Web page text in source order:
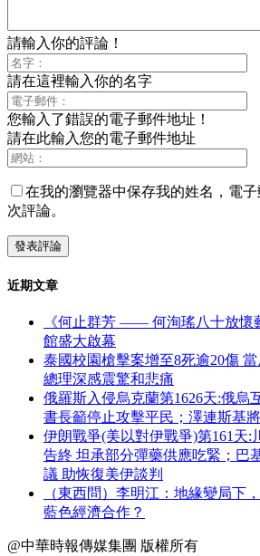
請輸入你的評論！
請在這裡輸入你的名字
您輸入了錯誤的電子郵件地址！
請在此輸入您的電子郵件地址
在我的瀏覽器中保存我的姓名，電
次評論。
近期文章
《何止群芳 —— 何洵瑤八十放懷
館盛大啟幕
泰國校園槍擊案增至8死逾20傷
總理深感震驚和悲痛
俄羅斯入侵烏克蘭第1626天:俄烏
書長籲停止攻擊平民；澤連斯基
伊朗戰爭(美以對伊戰爭)第161天:
告終 坦承部分彈藥供應吃緊；巴
議 助恢復美伊談判
（東西問）李明江：地緣變局下
藍色經濟合作？
@中華時報傳媒集團 版權所有